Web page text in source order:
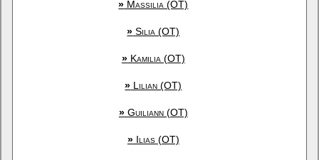
» Massilia (OT)
» Silia (OT)
»Kamilia (OT)
» Lilian (OT)
»Guiliann (OT)
»Ilias (OT)